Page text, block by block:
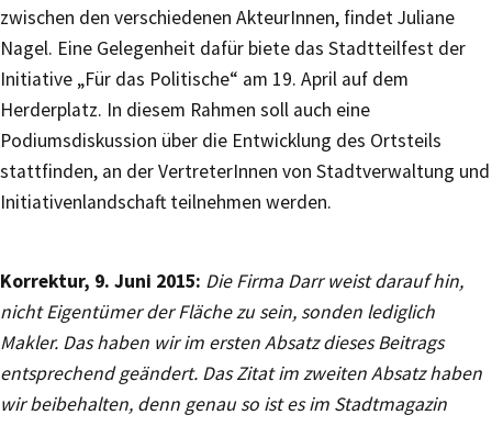
zwischen den verschiedenen AkteurInnen, findet Juliane
Nagel. Eine Gelegenheit dafür biete das Stadtteilfest der
Initiative „Für das Politische“ am 19. April auf dem
Herderplatz. In diesem Rahmen soll auch eine
Podiumsdiskussion über die Entwicklung des Ortsteils
stattfinden, an der VertreterInnen von Stadtverwaltung und
Initiativenlandschaft teilnehmen werden.
Korrektur, 9. Juni 2015: Die Firma Darr weist darauf hin,
nicht Eigentümer der Fläche zu sein, sonden lediglich
Makler. Das haben wir im ersten Absatz dieses Beitrags
entsprechend geändert. Das Zitat im zweiten Absatz haben
wir beibehalten, denn genau so ist es im Stadtmagazin